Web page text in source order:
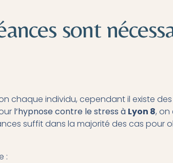
sont
chaque individu, cependant il existe
l’hypnose contre le stress à Lyon 8, on
suffit dans la majorité des cas pour
: